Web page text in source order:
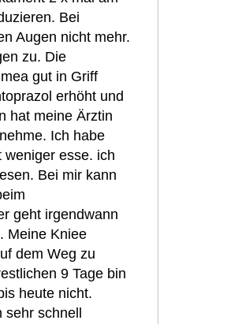
Bei
Augen nicht mehr.
zu. Die
gut in Griff
erhöht und
hat meine Ärztin
Ich habe
weniger esse. ich
Bei mir kann
geht irgendwann
Meine Kniee
dem Weg zu
9 Tage bin
heute nicht.
schnell